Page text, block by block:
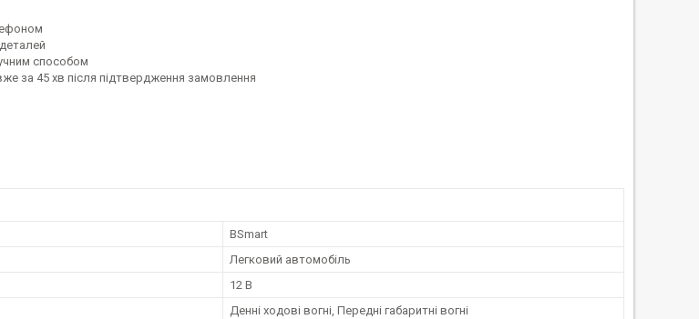
способом
за 45 хв після підтвердження замовлення
BSmart
Легковий автомобіль
12 В
Денні ходові вогні, Передні габаритні вогні